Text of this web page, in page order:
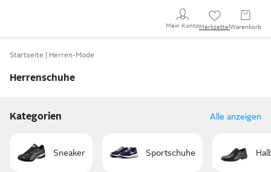
Mein KontoMerkzettel Warenkorb
Startseite Herren-Mode
Herrenschuhe
Kategorien Alle anzeigen
Sneaker Sportschuhe